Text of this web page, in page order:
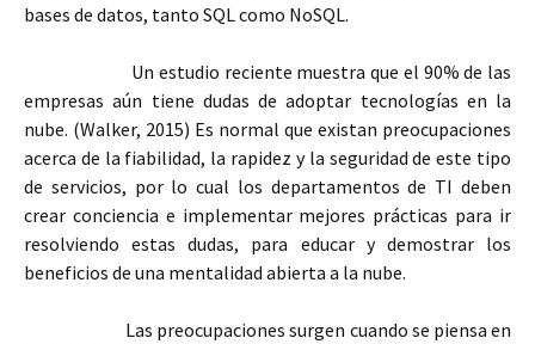
bases de datos, tanto SQL como NoSQL.
Un estudio reciente muestra que el 90% de las
empresas aún tiene dudas de adoptar tecnologías en la
nube. (Walker, 2015) Es normal que existan preocupaciones
acerca de la fiabilidad, la rapidez y la seguridad de este tipo
de servicios, por lo cual los departamentos de TI deben
crear conciencia e implementar mejores prácticas para ir
resolviendo estas dudas, para educar y demostrar los
beneficios de una mentalidad abierta a la nube.
Las preocupaciones surgen cuando se piensa en